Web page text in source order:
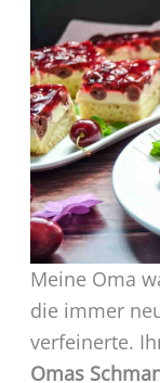
Meine Oma
die immer
verfeinerte.
Omas